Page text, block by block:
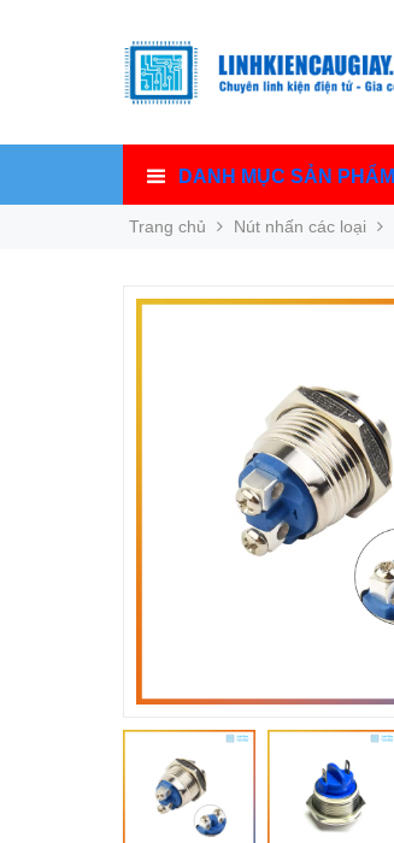
DANH MỤC SẢN PHẨM
Trang chủ Nút nhấn các loại